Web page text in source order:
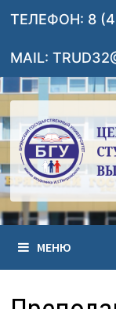
Перейти
содержимому
ТЕЛЕФОН: 8
MAIL:
МЕНЮ